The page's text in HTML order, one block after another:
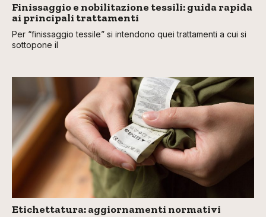
Finissaggio e nobilitazione tessili: guida rapida
ai principali trattamenti
Per “finissaggio tessile” si intendono quei trattamenti a cui si
sottopone il
Etichettatura: aggiornamenti normativi